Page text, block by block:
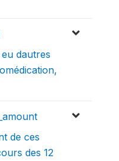
dautres
de ces
des 12